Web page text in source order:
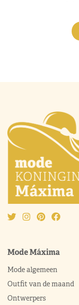
Mode Máxima
Mode algemeen
Outfit van de maand
Ontwerpers